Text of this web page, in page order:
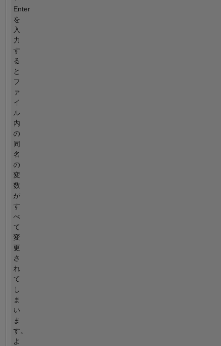
Enter
を
入
力
す
る
と
フ
ァ
イ
ル
内
の
同
名
の
変
数
が
す
べ
て
変
更
さ
れ
て
し
ま
い
ま
す。
よ